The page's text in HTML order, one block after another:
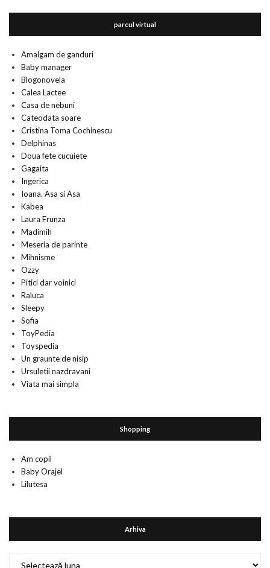
parcul virtual
Amalgam de ganduri
Baby manager
Blogonovela
Calea Lactee
Casa de nebuni
Cateodata soare
Cristina Toma Cochinescu
Delphinas
Doua fete cucuiete
Gagaita
Ingerica
Ioana. Asa si Asa
Kabea
Laura Frunza
Madimih
Meseria de parinte
Mihnisme
Ozzy
Pitici dar voinici
Raluca
Sleepy
Sofia
ToyPedia
Toyspedia
Un graunte de nisip
Ursuletii nazdravani
Viata mai simpla
Shopping
Am copil
Baby Orajel
Lilutesa
Arhiva